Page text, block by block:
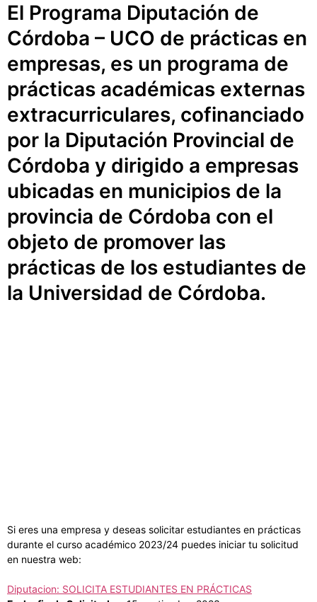
El Programa Diputación de
Córdoba – UCO de prácticas en
empresas, es un programa de
prácticas académicas externas
extracurriculares, cofinanciado
por la Diputación Provincial de
Córdoba y dirigido a empresas
ubicadas en municipios de la
provincia de Córdoba con el
objeto de promover las
prácticas de los estudiantes de
la Universidad de Córdoba.
Si eres una empresa y deseas solicitar estudiantes en prácticas
durante el curso académico 2023/24 puedes iniciar tu solicitud
en nuestra web:
Diputacion: SOLICITA ESTUDIANTES EN PRÁCTICAS